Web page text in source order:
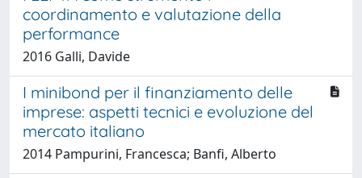
coordinamento e valutazione della
performance
2016 Galli, Davide
I minibond per il finanziamento delle
imprese: aspetti tecnici e evoluzione del
mercato italiano
2014 Pampurini, Francesca; Banfi, Alberto